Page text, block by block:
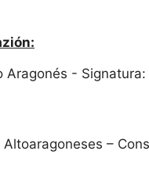
- Signatura:
–